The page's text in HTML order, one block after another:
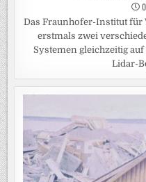
Das Fraunhofer-Institut für
erstmals zwei
Systemen gleichzeitig
Lidar-